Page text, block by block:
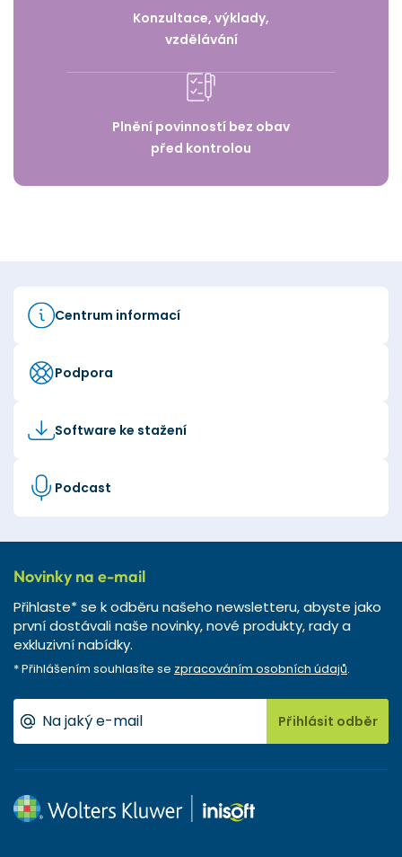
Konzultace, výklady,
vzdělávání
Plnění povinností bez obav
před kontrolou
Centrum informací
Podpora
Software ke stažení
Podcast
Novinky na e-mail
Přihlaste* se k odběru našeho newsletteru, abyste jako
první dostávali naše novinky, nové produkty, rady a
exkluzivní nabídky.
* Přihlášením souhlasíte se zpracováním osobních údajů.
Přihlásit odběr